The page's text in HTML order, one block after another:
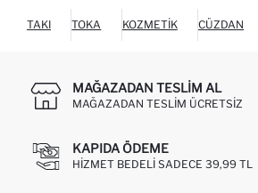
TAKI TOKA KOZMETIK CÜZDAN
MAĞAZADAN TESLIM AL
MAĞAZADAN TESLIM ÜCRETSIZ
KAPIDA ÖDEME
HIZMET BEDELI SADECE 39,99 TL